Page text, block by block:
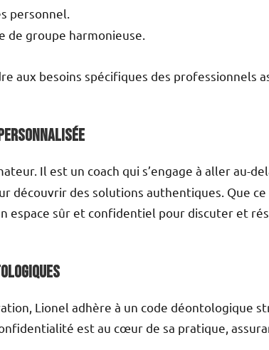
personnel.
de groupe harmonieuse.
aux besoins spécifiques des professionnels
Il est un coach qui s’engage à aller au-
découvrir des solutions authentiques. Que ce
espace sûr et confidentiel pour discuter et
Lionel adhère à un code déontologique
est au cœur de sa pratique,